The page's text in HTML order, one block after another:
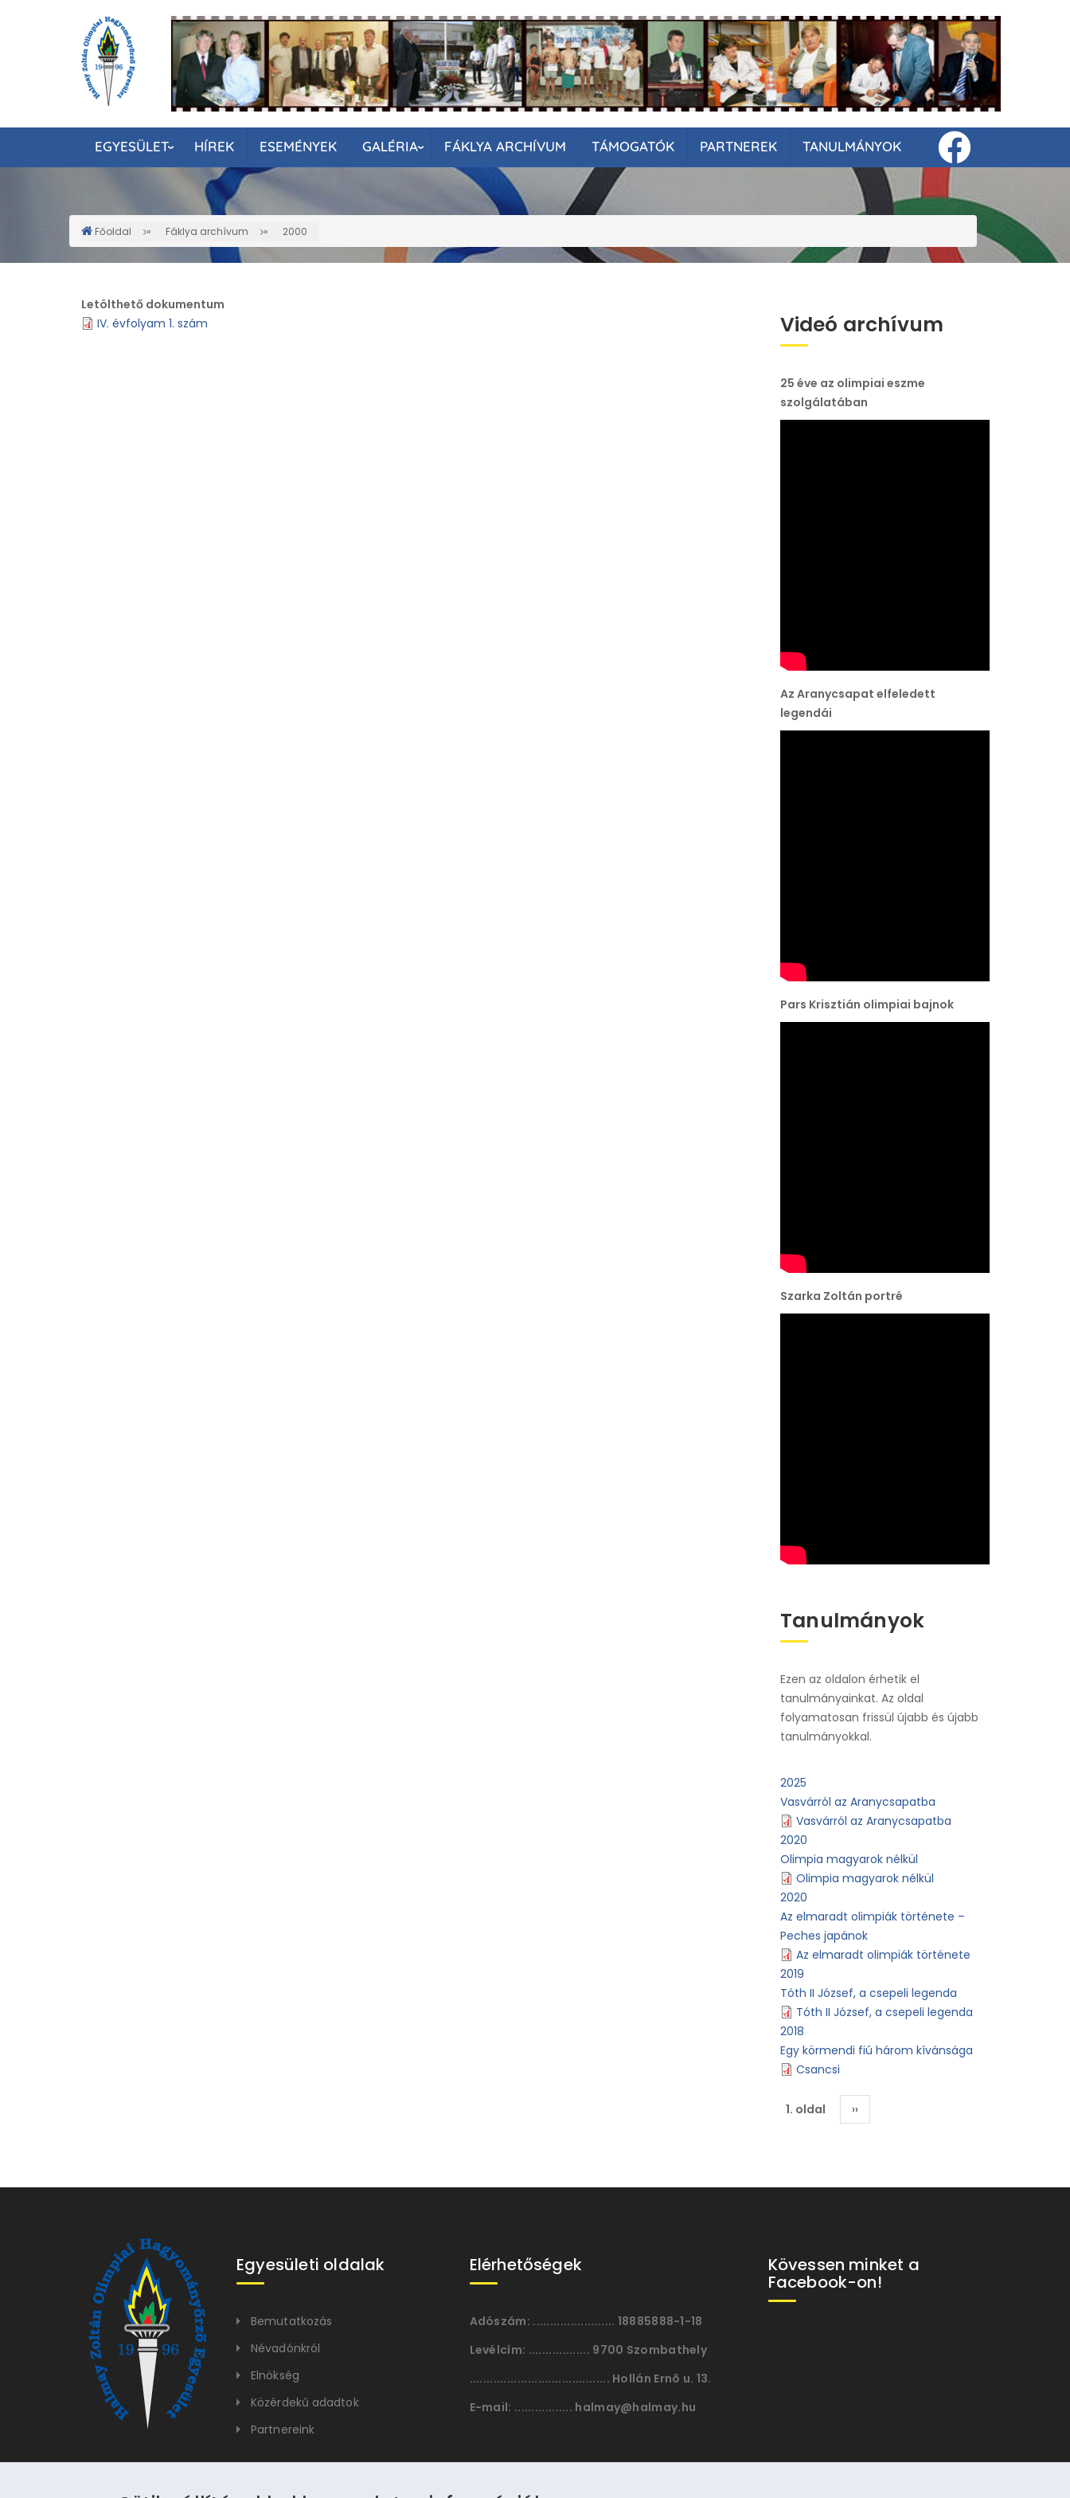
EGYESÜLET HÍREK ESEMÉNYEK GALÉRIA FÁKLYA ARCHÍVUM TÁMOGATÓK PARTNEREK TANULMÁNYOK
Morzsa
Főoldal Fáklya archívum 2000
Letölthető dokumentum
IV. évfolyam 1. szám
Videó archívum
25 éve az olimpiai eszme
szolgálatában
Az Aranycsapat elfeledett
legendái
Pars Krisztián olimpiai bajnok
Szarka Zoltán portré
Tanulmányok
Ezen az oldalon érhetik el
tanulmányainkat. Az oldal
folyamatosan frissül újabb és újabb
tanulmányokkal.
2025
Vasvárról az Aranycsapatba
Vasvárról az Aranycsapatba
2020
Olimpia magyarok nélkül
Olimpia magyarok nélkül
2020
Az elmaradt olimpiák története –
Peches japánok
Az elmaradt olimpiák története
2019
Tóth II József, a csepeli legenda
Tóth II József, a csepeli legenda
2018
Egy körmendi fiú három kívánsága
Csancsi
Oldalszámozás
1. oldal
Következő
oldal
››
Egyesületi oldalak
Bemutatkozás
Névadónkról
Elnökség
Közérdekű adadtok
Partnereink
Elérhetőségek
Adószám: ........................ 18885888-1-18
Levélcím: .................. 9700 Szombathely
......................................... Hollán Ernõ u. 13.
E-mail: ................. halmay@halmay.hu
Kövessen minket a
Facebook-on!